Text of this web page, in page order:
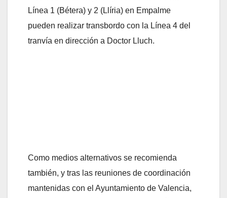
Línea 1 (Bétera) y 2 (Llíria) en Empalme
pueden realizar transbordo con la Línea 4 del
tranvía en dirección a Doctor Lluch.
Como medios alternativos se recomienda
también, y tras las reuniones de coordinación
mantenidas con el Ayuntamiento de Valencia,